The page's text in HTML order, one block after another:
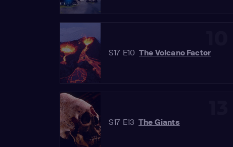
S17 E10 The Volcano Factor
S17 E13 The Giants